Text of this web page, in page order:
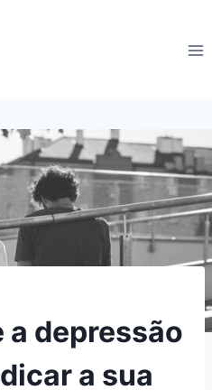
a depressão
a sua